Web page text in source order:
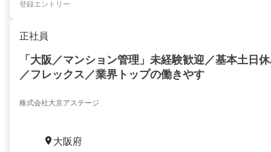
登録エントリー
正社員
「大阪／マンション管理」未経験歓迎／基本土日
／フレックス／業界トップの働きやす
株式会社大京アステージ
大阪府